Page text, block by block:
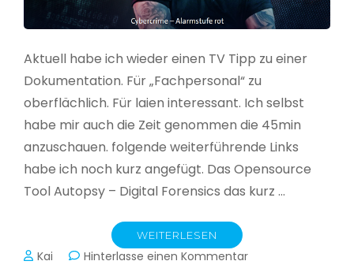
Aktuell habe ich wieder einen TV Tipp zu einer
Dokumentation. Für „Fachpersonal“ zu
oberflächlich. Für laien interessant. Ich selbst
habe mir auch die Zeit genommen die 45min
anzuschauen. folgende weiterführende Links
habe ich noch kurz angefügt. Das Opensource
Tool Autopsy – Digital Forensics das kurz …
WEITERLESEN
Kai Hinterlasse einen Kommentarzu